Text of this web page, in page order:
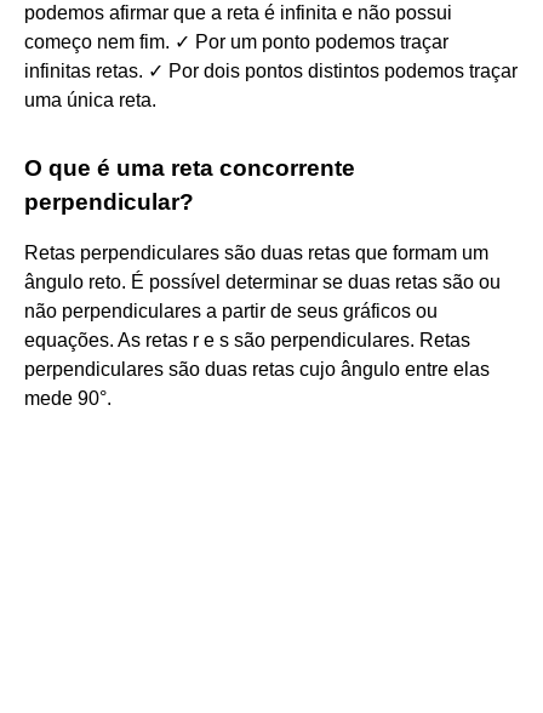
podemos afirmar que a reta é infinita e não possui
começo nem fim. ✓ Por um ponto podemos traçar
infinitas retas. ✓ Por dois pontos distintos podemos traçar
uma única reta.
O que é uma reta concorrente
perpendicular?
Retas perpendiculares são duas retas que formam um
ângulo reto. É possível determinar se duas retas são ou
não perpendiculares a partir de seus gráficos ou
equações. As retas r e s são perpendiculares. Retas
perpendiculares são duas retas cujo ângulo entre elas
mede 90°.